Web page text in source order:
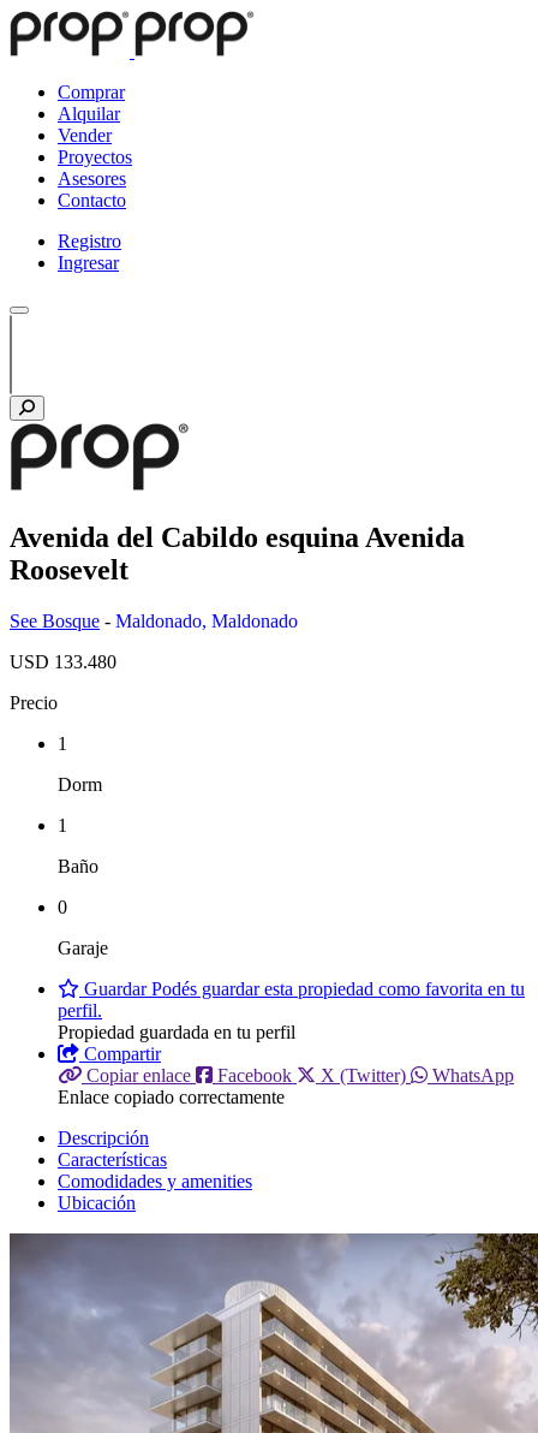
Comprar
Alquilar
Vender
Proyectos
Asesores
Contacto
Registro
Ingresar
Avenida del Cabildo esquina Avenida
Roosevelt
See Bosque - Maldonado, Maldonado
USD 133.480
Precio
1
Dorm
1
Baño
0
Garaje
GuardarPodés guardar esta propiedad como favorita en tu
perfil.
Propiedad guardada en tu perfil
Compartir
Copiar enlace
Facebook X (Twitter)
WhatsApp
Enlace copiado correctamente
Descripción
Características
Comodidades y amenities
Ubicación